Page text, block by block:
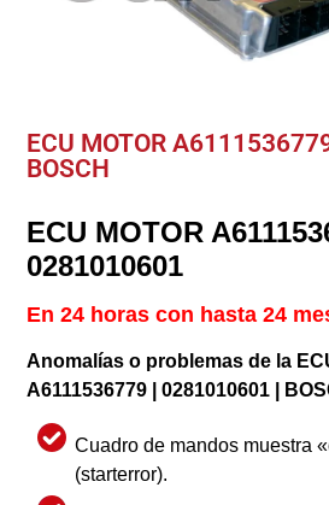
ECU MOTOR
BOSCH
ECU MOTOR
0281010601
En 24 horas con hasta 24
Anomalías o problemas de la
A6111536779 | 0281010601 |
Cuadro de mandos muestra
(starterror).